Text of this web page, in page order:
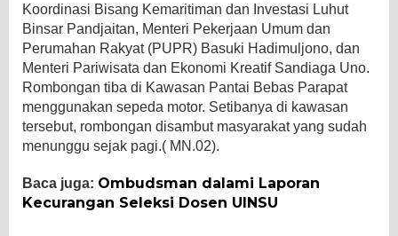
Koordinasi Bisang Kemaritiman dan Investasi Luhut
Binsar Pandjaitan, Menteri Pekerjaan Umum dan
Perumahan Rakyat (PUPR) Basuki Hadimuljono, dan
Menteri Pariwisata dan Ekonomi Kreatif Sandiaga Uno.
Rombongan tiba di Kawasan Pantai Bebas Parapat
menggunakan sepeda motor. Setibanya di kawasan
tersebut, rombongan disambut masyarakat yang sudah
menunggu sejak pagi.( MN.02).
Baca juga: Ombudsman dalami Laporan
Kecurangan Seleksi Dosen UINSU